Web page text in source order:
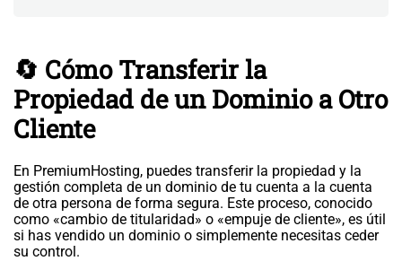
🔄 Cómo Transferir la
Propiedad de un Dominio a Otro
Cliente
En PremiumHosting, puedes transferir la propiedad y la
gestión completa de un dominio de tu cuenta a la cuenta
de otra persona de forma segura. Este proceso, conocido
como «cambio de titularidad» o «empuje de cliente», es útil
si has vendido un dominio o simplemente necesitas ceder
su control.